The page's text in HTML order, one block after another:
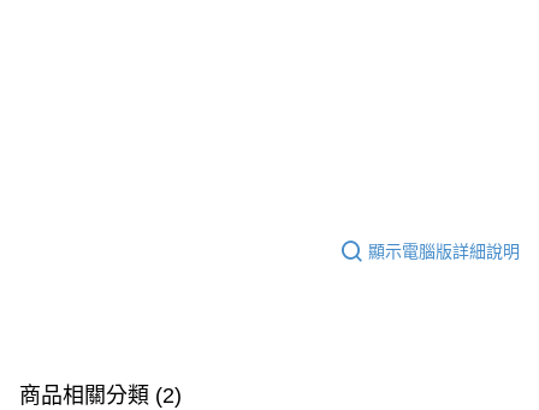
時審查核予不同之上限額度；若仍有額度不足之情形，本公司將視審查結果
顯示電腦版詳細說明
商品相關分類 (2)